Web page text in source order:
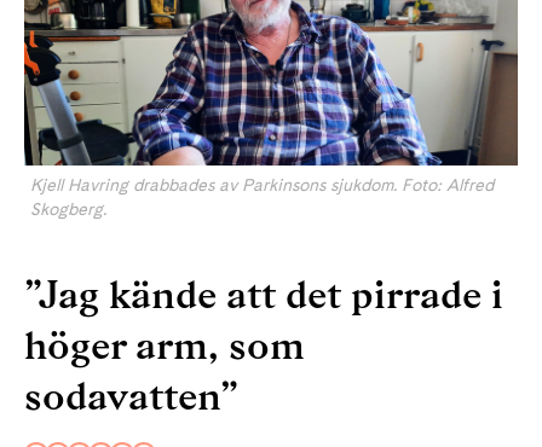
Kjell Havring drabbades av Parkinsons sjukdom. Foto: Alfred
Skogberg.
”Jag kände att det pirrade i
höger arm, som
sodavatten”